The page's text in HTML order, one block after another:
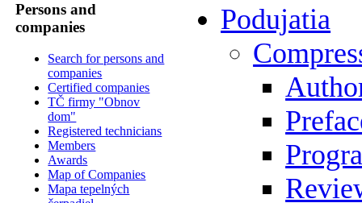
Persons and
companies
Search for persons and
companies
Certified companies
TČ firmy "Obnov
dom"
Registered technicians
Members
Awards
Map of Companies
Mapa tepelných
Podujatia